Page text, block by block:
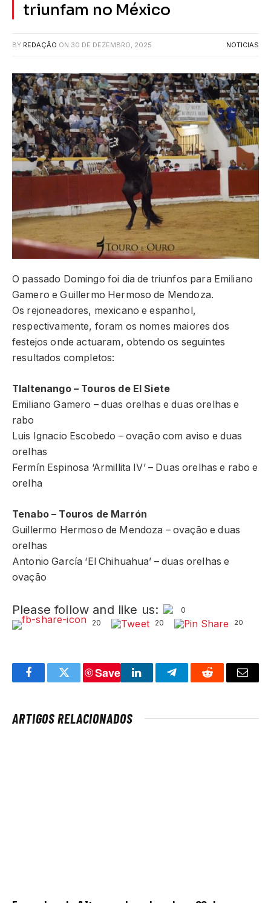
triunfam no México
BY REDAÇÃO ON 30 DE DEZEMBRO, 2025 NOTICIAS
O passado Domingo foi dia de triunfos para Emiliano
Gamero e Guillermo Hermoso de Mendoza.
Os rejoneadores, mexicano e espanhol,
respectivamente, foram os nomes maiores dos
festejos onde actuaram, obtendo os seguintes
resultados completos:
Tlaltenango – Touros de El Siete
Emiliano Gamero – duas orelhas e duas orelhas e
rabo
Luis Ignacio Escobedo – ovação com aviso e duas
orelhas
Fermín Espinosa ‘Armillita IV’ – Duas orelhas e rabo e
orelha
Tenabo – Touros de Marrón
Guillermo Hermoso de Mendoza – ovação e duas
orelhas
Antonio García ‘El Chihuahua’ – duas orelhas e
ovação
Please follow and like us:
0
20
20 20
FacebookTwitter
Save
LinkedInTelegramReddit Email
ARTIGOS RELACIONADOS